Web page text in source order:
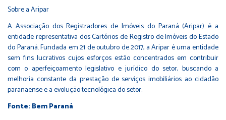
Sobre a Aripar
A Associação dos Registradores de Imóveis do Paraná (Aripar) é a
entidade representativa dos Cartórios de Registro de Imóveis do Estado
do Paraná. Fundada em 21 de outubro de 2017, a Aripar é uma entidade
sem fins lucrativos cujos esforços estão concentrados em contribuir
com o aperfeiçoamento legislativo e jurídico do setor, buscando a
melhoria constante da prestação de serviços imobiliários ao cidadão
paranaense e a evolução tecnológica do setor.
Fonte: Bem Paraná